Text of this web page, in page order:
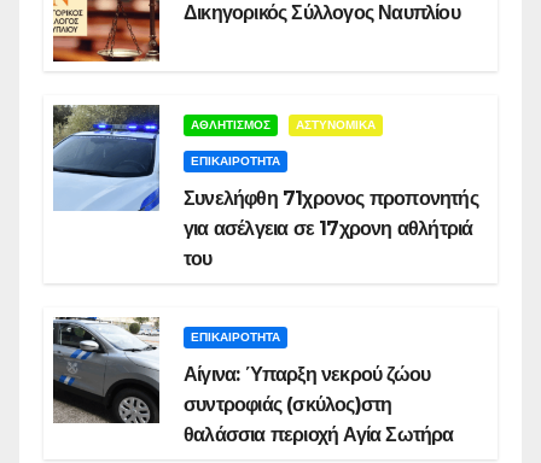
Δικηγορικός Σύλλογος Ναυπλίου
ΑΘΛΗΤΙΣΜΟΣ ΑΣΤΥΝΟΜΙΚΑ
ΕΠΙΚΑΙΡΟΤΗΤΑ
Συνελήφθη 71χρονος προπονητής
για ασέλγεια σε 17χρονη αθλήτριά
του
ΕΠΙΚΑΙΡΟΤΗΤΑ
Αίγινα: Ύπαρξη νεκρού ζώου
συντροφιάς (σκύλος)στη
θαλάσσια περιοχή Αγία Σωτήρα